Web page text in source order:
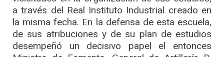
a través del Real Instituto Industrial creado en
la misma fecha. En la defensa de esta escuela,
de sus atribuciones y de su plan de estudios
desempeñó un decisivo papel el entonces